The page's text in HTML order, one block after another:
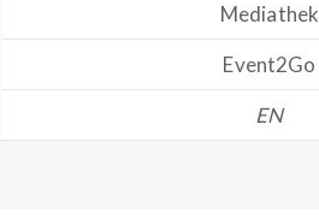
Mediathek
Event2Go
EN